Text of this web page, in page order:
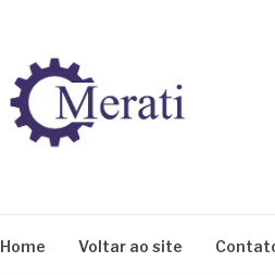
Home Voltar ao site